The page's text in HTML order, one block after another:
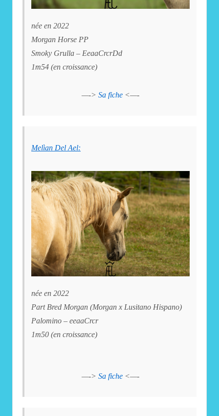
née en 2022
Morgan Horse PP
Smoky Grulla – EeaaCrcrDd
1m54 (en croissance)
—-> Sa fiche <—-
Melìan Del Ael:
née en 2022
Part Bred Morgan (Morgan x Lusitano Hispano)
Palomino – eeaaCrcr
1m50 (en croissance)
—-> Sa fiche <—-